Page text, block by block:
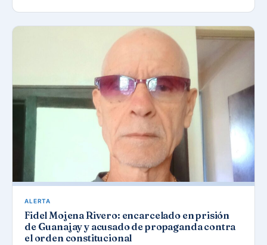
ALERTA
Fidel Mojena Rivero: encarcelado en prisión
de Guanajay y acusado de propaganda contra
el orden constitucional